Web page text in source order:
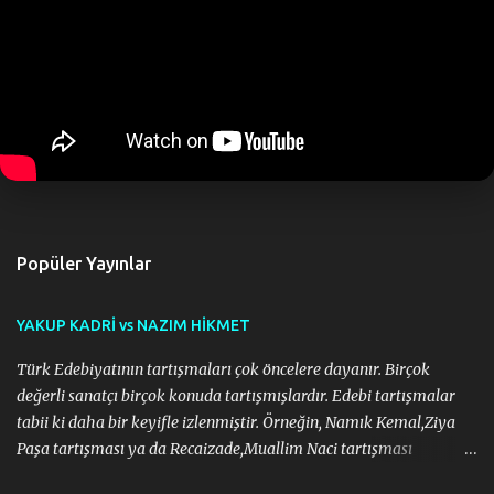
Popüler Yayınlar
YAKUP KADRİ vs NAZIM HİKMET
Türk Edebiyatının tartışmaları çok öncelere dayanır. Birçok
değerli sanatçı birçok konuda tartışmışlardır. Edebi tartışmalar
tabii ki daha bir keyifle izlenmiştir. Örneğin, Namık Kemal,Ziya
Paşa tartışması ya da Recaizade,Muallim Naci tartışması